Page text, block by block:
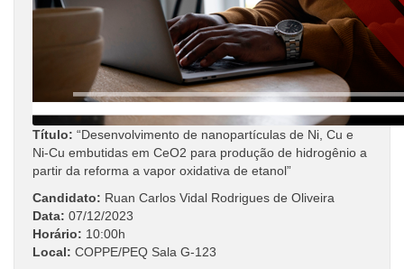
Título: “Desenvolvimento de nanopartículas de Ni, Cu e
Ni-Cu embutidas em CeO2 para produção de hidrogênio a
partir da reforma a vapor oxidativa de etanol”
Candidato: Ruan Carlos Vidal Rodrigues de Oliveira
Data: 07/12/2023
Horário: 10:00h
Local: COPPE/PEQ Sala G-123